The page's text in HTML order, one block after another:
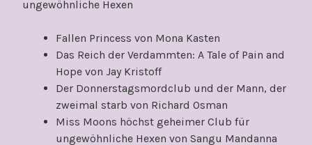
ungewöhnliche Hexen
Fallen Princess von Mona Kasten
Das Reich der Verdammten: A Tale of Pain and
Hope von Jay Kristoff
Der Donnerstagsmordclub und der Mann, der
zweimal starb von Richard Osman
Miss Moons höchst geheimer Club für
ungewöhnliche Hexen von Sangu Mandanna